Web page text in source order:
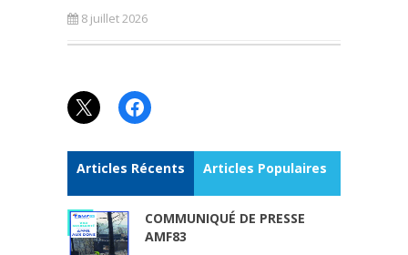
8 juillet 2026
X Facebook
Articles Récents Articles Populaires
COMMUNIQUÉ DE PRESSE
AMF83